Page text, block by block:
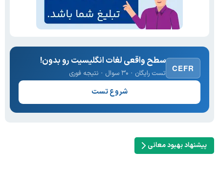
CEFR
سطح واقعی لغات انگلیسیت رو بدون!
تست رایگان · ۳۰ سوال · نتیجه فوری
شروع تست
پیشنهاد بهبود معانی